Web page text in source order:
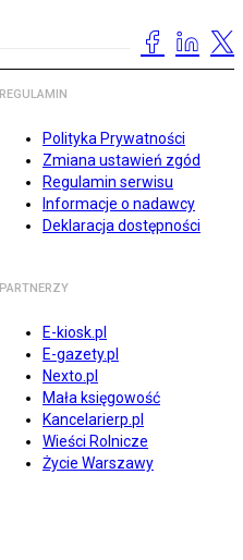
REGULAMIN
Polityka Prywatności
Zmiana ustawień zgód
Regulamin serwisu
Informacje o nadawcy
Deklaracja dostępności
PARTNERZY
E-kiosk.pl
E-gazety.pl
Nexto.pl
Mała księgowość
Kancelarierp.pl
Wieści Rolnicze
Życie Warszawy